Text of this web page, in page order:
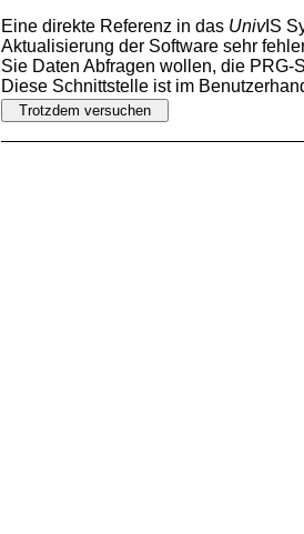
Eine direkte Referenz in das UnivIS
Aktualisierung der Software sehr
Sie Daten Abfragen wollen, die PRG-
Diese Schnittstelle ist im